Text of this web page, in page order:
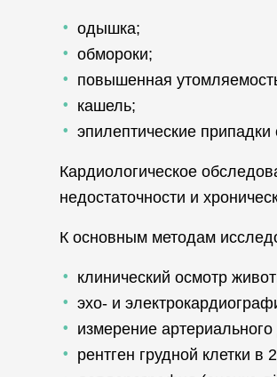
одышка;
обмороки;
повышенная
кашель;
эпилептические
Кардиологическое
недостаточности и
К основным методам
клинический осмотр
эхо- и
измерение
рентген грудной клетки в